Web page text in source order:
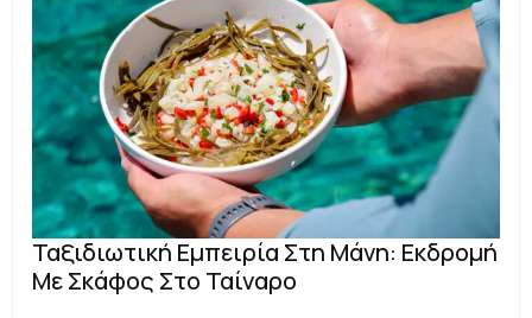
Ταξιδιωτική Εμπειρία Στη Μάνη: Εκδρομή
Με Σκάφος Στο Ταίναρο